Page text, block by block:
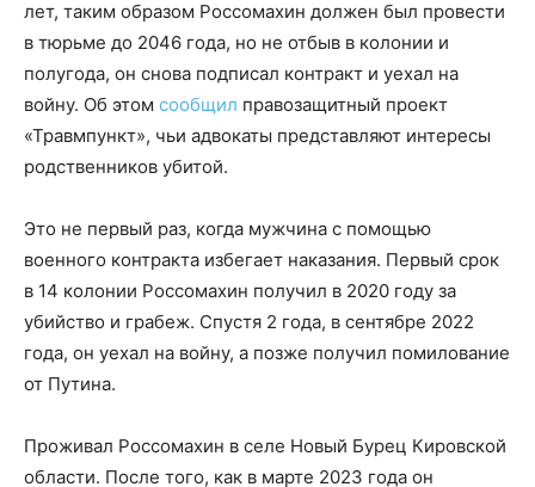
лет, таким образом Россомахин должен был провести
в тюрьме до 2046 года, но не отбыв в колонии и
полугода, он снова подписал контракт и уехал на
войну. Об этом сообщил правозащитный проект
«Травмпункт», чьи адвокаты представляют интересы
родственников убитой.
Это не первый раз, когда мужчина с помощью
военного контракта избегает наказания. Первый срок
в 14 колонии Россомахин получил в 2020 году за
убийство и грабеж. Спустя 2 года, в сентябре 2022
года, он уехал на войну, а позже получил помилование
от Путина.
Проживал Россомахин в селе Новый Бурец Кировской
области. После того, как в марте 2023 года он